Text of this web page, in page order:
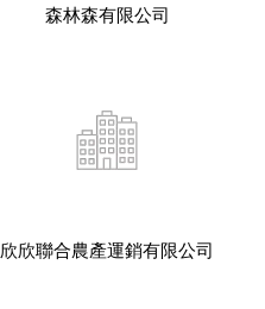
森林森有限公司
欣欣聯合農產運銷有限公司